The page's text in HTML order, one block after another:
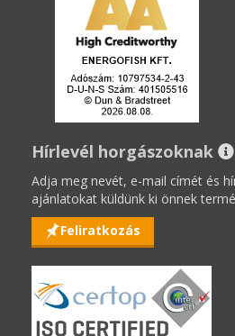
Hírlevél horgászoknak
Adja meg nevét, e-mail címét és
ajánlatokat küldünk ki önnek
Feliratkozás